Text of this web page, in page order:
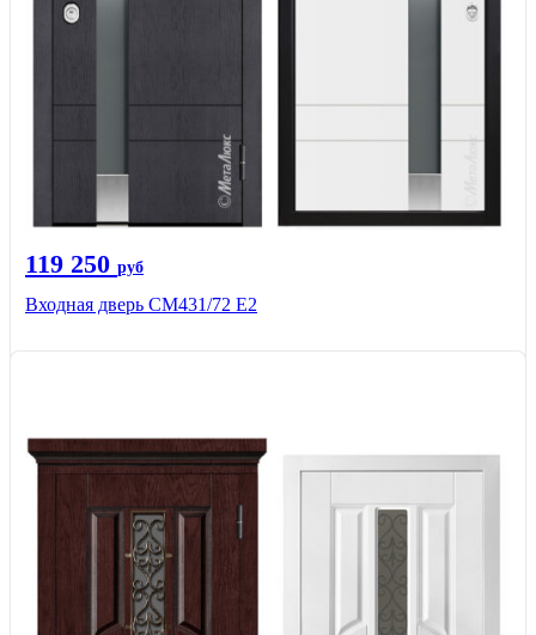
119 250 руб
Входная дверь СМ431/72 Е2